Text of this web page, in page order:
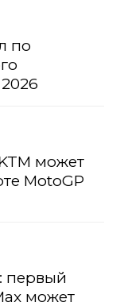
по
может
MotoGP
первый
может